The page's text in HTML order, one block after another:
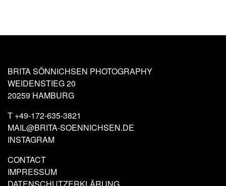
BRITA SÖNNICHSEN PHOTOGRAPHY
WEIDENSTIEG 20
20259 HAMBURG
T +49-172-635-3821
MAIL@BRITA-SOENNICHSEN.DE
INSTAGRAM
CONTACT
IMPRESSUM